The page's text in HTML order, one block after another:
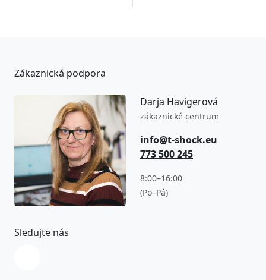
Zákaznická podpora
Darja Havigerová
zákaznické centrum
info@t-shock.eu
773 500 245
8:00–16:00
(Po–Pá)
Sledujte nás